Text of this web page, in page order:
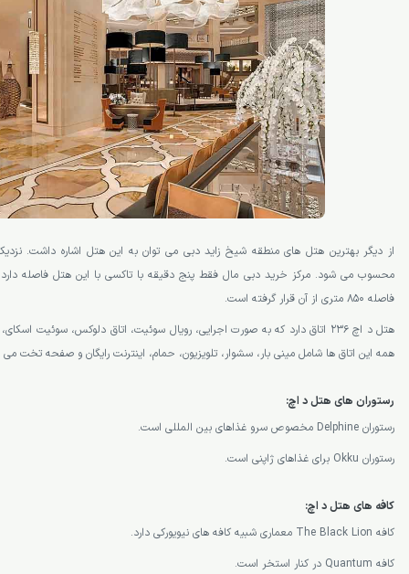
از دیگر بهترین هتل های منطقه شیخ زاید دبی می توان به این هتل اشاره داشت.
محسوب می شود. مرکز خرید دبی مال فقط پنج دقیقه با تاکسی با این هتل فاصله
فاصله 850 متری از آن قرار گرفته است.
هتل د اچ 236 اتاق دارد که به صورت اجرایی، رویال سوئیت، اتاق دلوکس، سوئیت
همه این اتاق ها شامل مینی بار، سشوار، تلویزیون، حمام، اینترنت رایگان و صفحه تخت
رستوران های هتل د اچ:
رستوران Delphine مخصوص سرو غذاهای بین المللی است.
رستوران Okku برای غذاهای ژاپنی است.
کافه های هتل د اچ:
کافه The Black Lion معماری شبیه کافه های نیویورکی دارد.
کافه Quantum در کنار استخر است.